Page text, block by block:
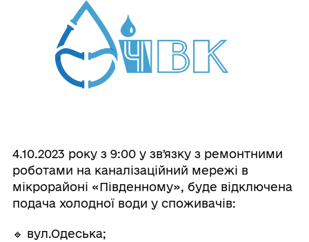
4.10.2023 року з 9:00 у звʼязку з ремонтними
роботами на каналізаційний мережі в
мікрорайоні «Південному», буде відключена
подача холодної води у споживачів:
🔹 вул.Одеська;